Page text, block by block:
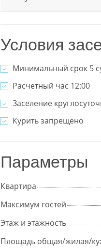
Условия
Минимальный срок 5
Расчетный час 12:00
Заселение
Курить запрещено
Параметры
Квартира
Максимум гостей
Этаж и этажность
Площадь общая/жилая/